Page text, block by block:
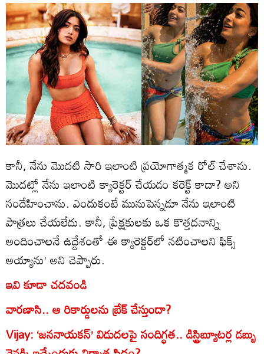
కానీ, నేను మొదటి సారి ఇలాంటి ప్రయోగాత్మక రోల్‌ చేశాను.
మొదట్లో నేను ఇలాంటి క్యారెక్టర్‌ చేయడం కరెక్ట్‌ కాదా? అని
సందేహించాను. ఎందుకంటే మునుపెన్నడూ నేను ఇలాంటి
పాత్రలు చేయలేదు. కానీ, ప్రేక్షకులకు ఒక కొత్తదనాన్ని
అందించాలనే ఉద్దేశంతో ఈ క్యారెక్టర్‌లో నటించాలని ఫిక్స్‌
అయ్యాను’ అని చెప్పారు.
ఇవి కూడా చదవండి
వారణాసి.. ఆ రికార్డులను బ్రేక్ చేస్తుందా?
Vijay: ‘జననాయకన్’ విడుదలపై సందిగ్ధత.. డిస్ట్రిబ్యూటర్ల డబ్బు